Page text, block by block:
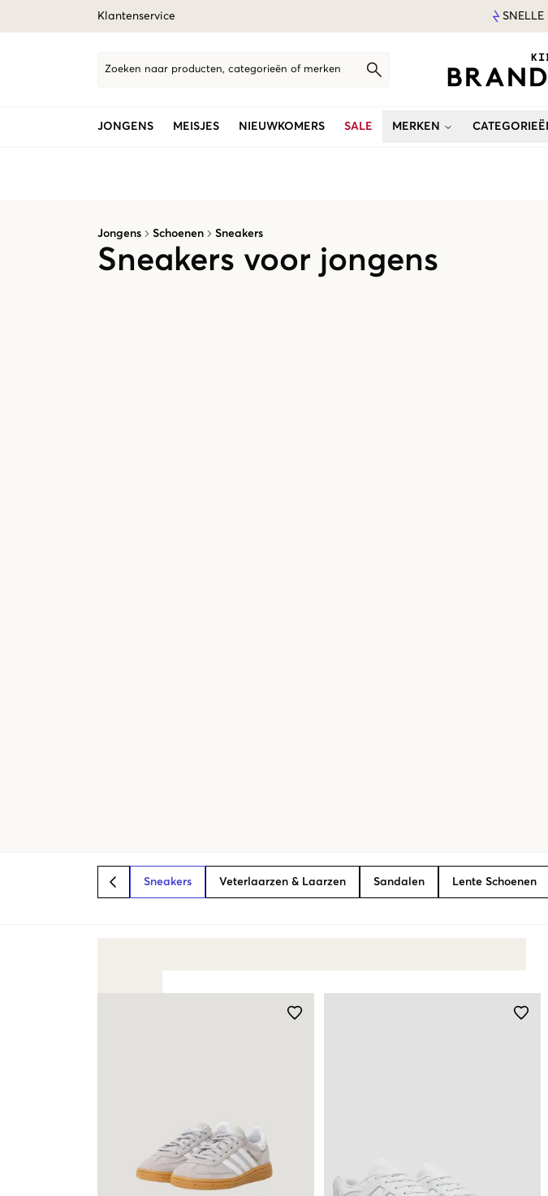
Klantenservice SNELLE
Zoeken naar producten, categorieën of merken
JONGENS MEISJES NIEUWKOMERS SALE MERKEN
Jongens Schoenen Sneakers
Sneakers voor jongens
BACK Sneakers Veterlaarzen & Laarzen Sandalen Lente Schoenen